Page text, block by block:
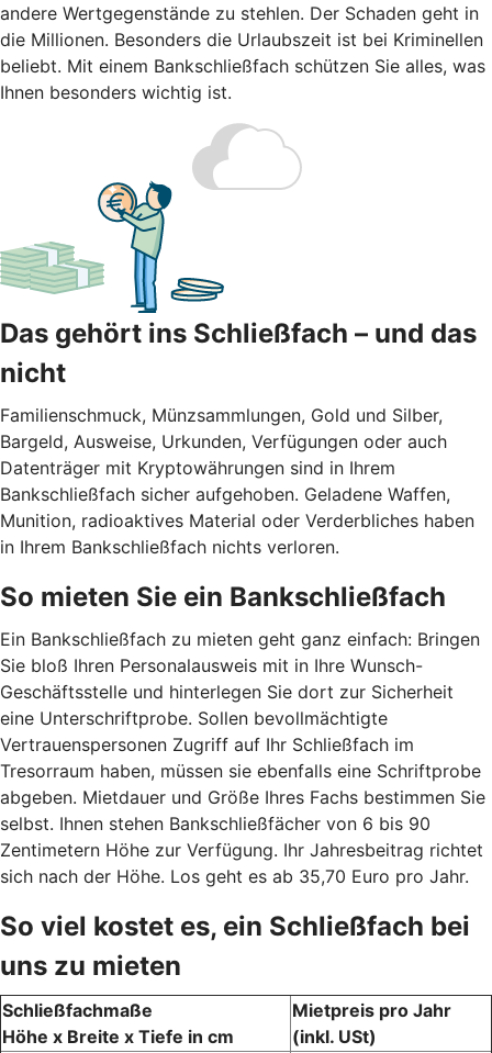
andere Wertgegenstände zu stehlen. Der Schaden geht in
die Millionen. Besonders die Urlaubszeit ist bei Kriminellen
beliebt. Mit einem Bankschließfach schützen Sie alles, was
Ihnen besonders wichtig ist.
Das gehört ins Schließfach – und das
nicht
Familienschmuck, Münzsammlungen, Gold und Silber,
Bargeld, Ausweise, Urkunden, Verfügungen oder auch
Datenträger mit Kryptowährungen sind in Ihrem
Bankschließfach sicher aufgehoben. Geladene Waffen,
Munition, radioaktives Material oder Verderbliches haben
in Ihrem Bankschließfach nichts verloren.
So mieten Sie ein Bankschließfach
Ein Bankschließfach zu mieten geht ganz einfach: Bringen
Sie bloß Ihren Personalausweis mit in Ihre Wunsch-
Geschäftsstelle und hinterlegen Sie dort zur Sicherheit
eine Unterschriftprobe. Sollen bevollmächtigte
Vertrauenspersonen Zugriff auf Ihr Schließfach im
Tresorraum haben, müssen sie ebenfalls eine Schriftprobe
abgeben. Mietdauer und Größe Ihres Fachs bestimmen Sie
selbst. Ihnen stehen Bankschließfächer von 6 bis 90
Zentimetern Höhe zur Verfügung. Ihr Jahresbeitrag richtet
sich nach der Höhe. Los geht es ab 35,70 Euro pro Jahr.
So viel kostet es, ein Schließfach bei
uns zu mieten
Schließfachmaße
Höhe x Breite x Tiefe in cm
Mietpreis pro Jahr
(inkl. USt)